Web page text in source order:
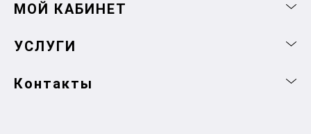
МОЙ КАБИНЕТ
УСЛУГИ
Контакты